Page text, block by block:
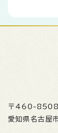
〒460-
愛知県名古屋